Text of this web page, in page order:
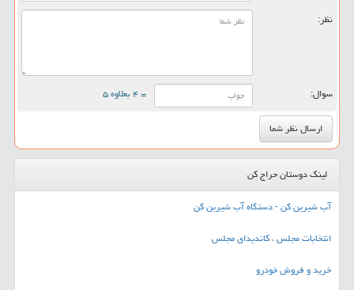
نظر:
سوال: = ۴ بعلاوه ۵
لینک دوستان حراج کن
آب شیرین کن - دستگاه آب شیرین کن
انتخابات مجلس ، کاندیدای مجلس
خرید و فروش خودرو